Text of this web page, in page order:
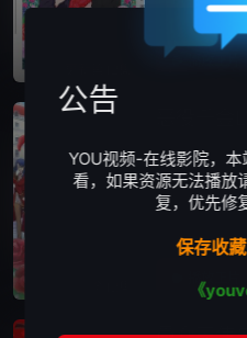
2024 日本
主演： 菲鲁
我转生成了
不过却是在
的劲敌──也
播放正片
公告
YOU视频-在线影院，
看，如果资源无法播放
复，优先修
保存收
《